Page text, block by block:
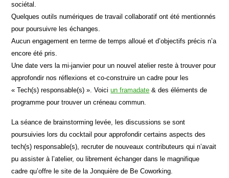
sociétal.
Quelques outils numériques de travail collaboratif ont été mentionnés
pour poursuivre les échanges.
Aucun engagement en terme de temps alloué et d’objectifs précis n’a
encore été pris.
Une date vers la mi-janvier pour un nouvel atelier reste à trouver pour
approfondir nos réflexions et co-construire un cadre pour les
« Tech(s) responsable(s) ». Voiciun framadate & des éléments de
programme pour trouver un créneau commun.
La séance de brainstorming levée, les discussions se sont
poursuivies lors du cocktail pour approfondir certains aspects des
tech(s) responsable(s), recruter de nouveaux contributeurs qui n’avait
pu assister à l’atelier, ou librement échanger dans le magnifique
cadre qu’offre le site de la Jonquière de Be Coworking.